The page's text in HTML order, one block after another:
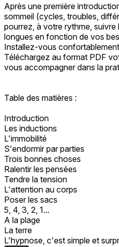
Après une première
sommeil (cycles, troubles,
pourrez, à votre rythme,
longues en fonction de vos
Installez-vous
Téléchargez au format PDF
vous accompagner dans la
Table des matières :
Introduction
Les inductions
L'immobilité
S'endormir par parties
Trois bonnes choses
Ralentir les pensées
Tendre la tension
L'attention au corps
Poser les sacs
5, 4, 3, 2, 1...
A la plage
La terre
L'hypnose, c'est simple et